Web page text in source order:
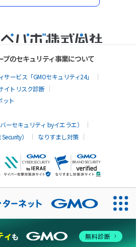
プのセキュリティ事業について
ービス「GMOセキュリティ24」
イトリスク診断
ット
ーセキュリティ byイエラエ）
）
なりすまし対策
AIに聞いてみる 無料診断